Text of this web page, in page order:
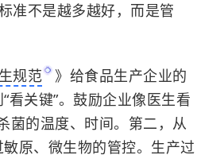
准不是越多越好，而是管
规范
》给食品生产企业的
看关键”。鼓励企业像医生看
菌的温度、时间。第二，从
敏原、微生物的管控。生产过